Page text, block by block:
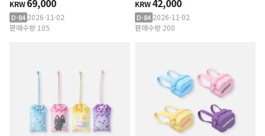
KRW
D-84 2026-11-02
판매수량 105
KRW
D-84 2026-11-02
판매수량 200